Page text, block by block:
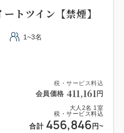
税・サービス料込
会員価格 411,161 円
大人 2名 1 室
税・サービス料込
合計 456,846 円~
トツイン【禁煙】
1~3名